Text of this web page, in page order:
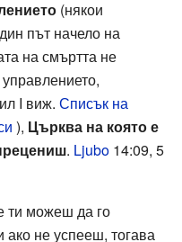
(някои
път начело на
на смъртта не
I виж. Списък на
), Църква на която е
. Ljubo 14:09, 5
ти можеш да го
не успееш, тогава